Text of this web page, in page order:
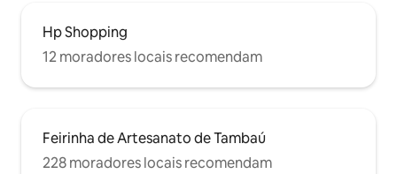
Hp Shopping
12 moradores locais recomendam
Feirinha de Artesanato de Tambaú
228 moradores locais recomendam